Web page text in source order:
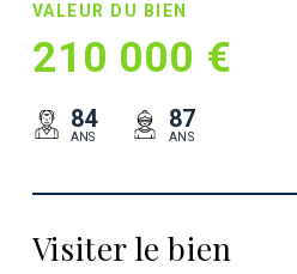
VALEUR DU BIEN
210 000 €
84
ANS
87
ANS
Visiter le bien